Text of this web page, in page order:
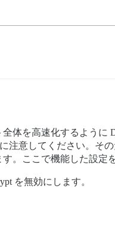
体を高速化するように
注意してください。そ
。ここで機能した設定
を無効にします。